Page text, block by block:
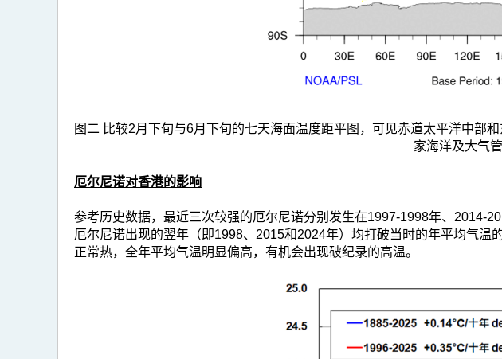
图二 比较2月下旬与6月下旬的七天海面温度距平图，可见赤道太平洋中部
家海洋及大气
厄尔尼诺对香港的影响
参考历史数据，最近三次较强的厄尔尼诺分别发生在1997-1998年、2014-
厄尔尼诺出现的翌年（即1998、2015和2024年）均打破当时的年平均气
正常热，全年平均气温明显偏高，有机会出现破纪录的高温。